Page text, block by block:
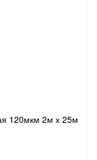
120мкм 2м х 25м